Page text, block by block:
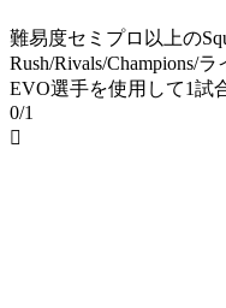
難易度セミプロ以上の
Rush/Rivals/Champions/
EVO選手を使用して1試
0/1
